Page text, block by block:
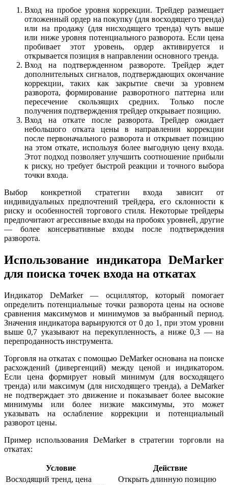
Вход на пробое уровня коррекции. Трейдер размещает
отложенный ордер на покупку (для восходящего тренда)
или на продажу (для нисходящего тренда) чуть выше
или ниже уровня потенциального разворота. Если цена
пробивает этот уровень, ордер активируется и
открывается позиция в направлении основного тренда.
Вход на подтвержденном развороте. Трейдер ждет
дополнительных сигналов, подтверждающих окончание
коррекции, таких как закрытие свечи за уровнем
разворота, формирование разворотного паттерна или
пересечение скользящих средних. Только после
получения подтверждения трейдер открывает позицию.
Вход на откате после разворота. Трейдер ожидает
небольшого отката цены в направлении коррекции
после первоначального разворота и открывает позицию
на этом откате, используя более выгодную цену входа.
Этот подход позволяет улучшить соотношение прибыли
к риску, но требует быстрой реакции и точного выбора
точки входа.
Выбор конкретной стратегии входа зависит от
индивидуальных предпочтений трейдера, его склонности к
риску и особенностей торгового стиля. Некоторые трейдеры
предпочитают агрессивные входы на пробоях уровней, другие
— более консервативные входы после подтверждения
разворота.
Использование индикатора DeMarker
для поиска точек входа на откатах
Индикатор DeMarker — осциллятор, который помогает
определить потенциальные точки разворота цены на основе
сравнения максимумов и минимумов за выбранный период.
Значения индикатора варьируются от 0 до 1, при этом уровни
выше 0,7 указывают на перекупленность, а ниже 0,3 — на
перепроданность инструмента.
Торговля на откатах с помощью DeMarker основана на поиске
расхождений (дивергенций) между ценой и индикатором.
Если цена формирует новый минимум (для восходящего
тренда) или максимум (для нисходящего тренда), а DeMarker
не подтверждает это движение и показывает более высокие
минимумы или более низкие максимумы, это может
указывать на ослабление коррекции и потенциальный
разворот цены.
Пример использования DeMarker в стратегии торговли на
откатах:
Условие
Действие
Восходящий тренд, цена
Открыть длинную позицию